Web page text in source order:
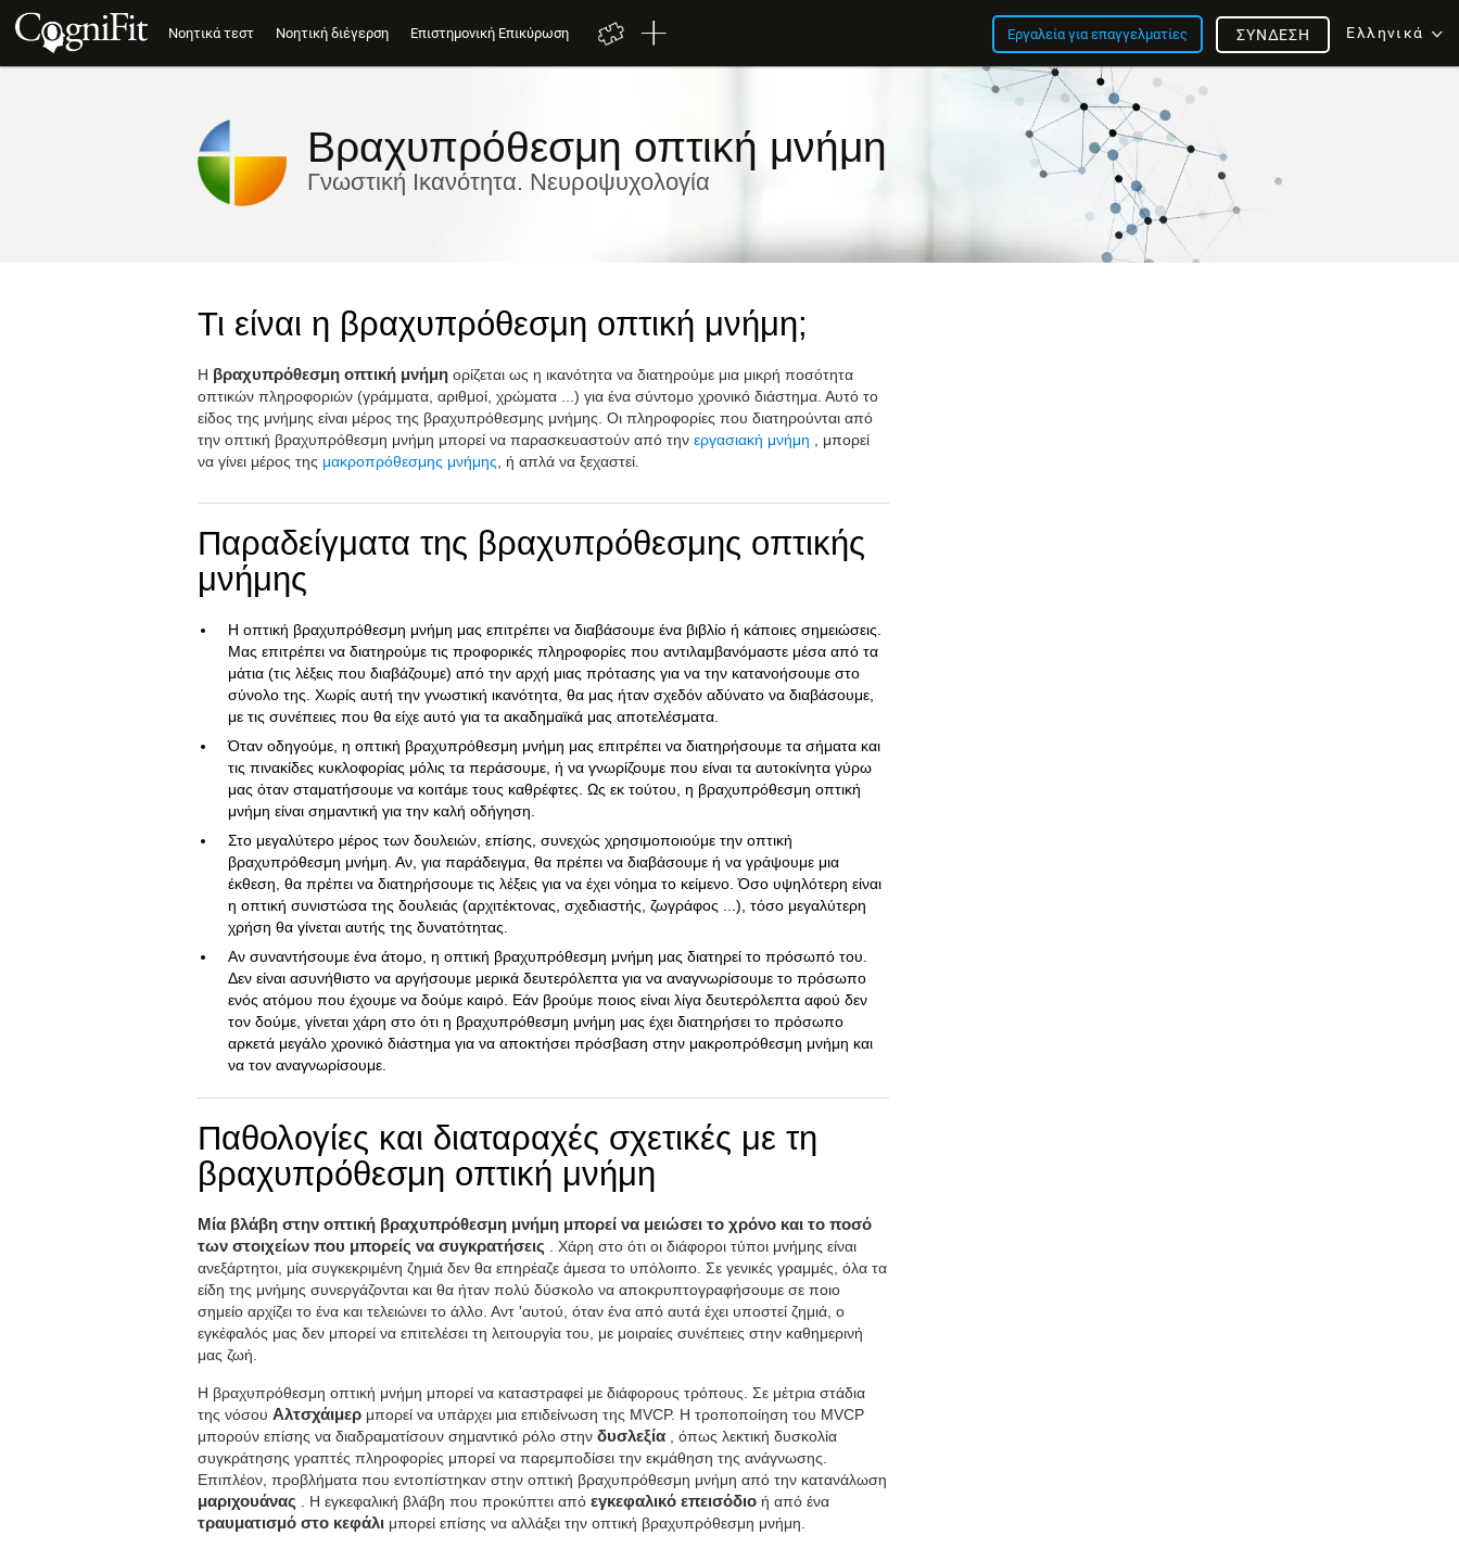
Νοητικά τεστ Νοητική διέγερση Επιστημονική Επικύρωση Εργαλεία για επαγγελματίες Ελληνικά
ΣΎΝΔΕΣΗ
Βραχυπρόθεσμη οπτική μνήμη
Γνωστική Ικανότητα. Νευροψυχολογία
Τι είναι η βραχυπρόθεσμη οπτική μνήμη;
Η βραχυπρόθεσμη οπτική μνήμη ορίζεται ως η ικανότητα να διατηρούμε μια μικρή ποσότητα
οπτικών πληροφοριών (γράμματα, αριθμοί, χρώματα ...) για ένα σύντομο χρονικό διάστημα. Αυτό το
είδος της μνήμης είναι μέρος της βραχυπρόθεσμης μνήμης. Οι πληροφορίες που διατηρούνται από
την οπτική βραχυπρόθεσμη μνήμη μπορεί να παρασκευαστούν από την εργασιακή μνήμη
, μπορεί
να γίνει μέρος της μακροπρόθεσμης μνήμης , ή απλά να ξεχαστεί.
Παραδείγματα της βραχυπρόθεσμης οπτικής
μνήμης
Η οπτική βραχυπρόθεσμη μνήμη μας επιτρέπει να διαβάσουμε ένα βιβλίο ή κάποιες σημειώσεις.
Μας επιτρέπει να διατηρούμε τις προφορικές πληροφορίες που αντιλαμβανόμαστε μέσα από τα
μάτια (τις λέξεις που διαβάζουμε) από την αρχή μιας πρότασης για να την κατανοήσουμε στο
σύνολο της. Χωρίς αυτή την γνωστική ικανότητα, θα μας ήταν σχεδόν αδύνατο να διαβάσουμε,
με τις συνέπειες που θα είχε αυτό για τα ακαδημαϊκά μας αποτελέσματα.
Όταν οδηγούμε, η οπτική βραχυπρόθεσμη μνήμη μας επιτρέπει να διατηρήσουμε τα σήματα και
τις πινακίδες κυκλοφορίας μόλις τα περάσουμε, ή να γνωρίζουμε που είναι τα αυτοκίνητα γύρω
μας όταν σταματήσουμε να κοιτάμε τους καθρέφτες. Ως εκ τούτου, η βραχυπρόθεσμη οπτική
μνήμη είναι σημαντική για την καλή οδήγηση.
Στο μεγαλύτερο μέρος των δουλειών, επίσης, συνεχώς χρησιμοποιούμε την οπτική
βραχυπρόθεσμη μνήμη. Αν, για παράδειγμα, θα πρέπει να διαβάσουμε ή να γράψουμε μια
έκθεση, θα πρέπει να διατηρήσουμε τις λέξεις για να έχει νόημα το κείμενο. Όσο υψηλότερη είναι
η οπτική συνιστώσα της δουλειάς (αρχιτέκτονας, σχεδιαστής, ζωγράφος ...), τόσο μεγαλύτερη
χρήση θα γίνεται αυτής της δυνατότητας.
Αν συναντήσουμε ένα άτομο, η οπτική βραχυπρόθεσμη μνήμη μας διατηρεί το πρόσωπό του.
Δεν είναι ασυνήθιστο να αργήσουμε μερικά δευτερόλεπτα για να αναγνωρίσουμε το πρόσωπο
ενός ατόμου που έχουμε να δούμε καιρό. Εάν βρούμε ποιος είναι λίγα δευτερόλεπτα αφού δεν
τον δούμε, γίνεται χάρη στο ότι η βραχυπρόθεσμη μνήμη μας έχει διατηρήσει το πρόσωπο
αρκετά μεγάλο χρονικό διάστημα για να αποκτήσει πρόσβαση στην μακροπρόθεσμη μνήμη και
να τον αναγνωρίσουμε.
Παθολογίες και διαταραχές σχετικές με τη
βραχυπρόθεσμη οπτική μνήμη
Μία βλάβη στην οπτική βραχυπρόθεσμη μνήμη μπορεί να μειώσει το χρόνο και το ποσό
των στοιχείων που μπορείς να συγκρατήσεις
. Χάρη στο ότι οι διάφοροι τύποι μνήμης είναι
ανεξάρτητοι, μία συγκεκριμένη ζημιά δεν θα επηρέαζε άμεσα το υπόλοιπο. Σε γενικές γραμμές, όλα τα
είδη της μνήμης συνεργάζονται και θα ήταν πολύ δύσκολο να αποκρυπτογραφήσουμε σε ποιο
σημείο αρχίζει το ένα και τελειώνει το άλλο. Αντ 'αυτού, όταν ένα από αυτά έχει υποστεί ζημιά, ο
εγκέφαλός μας δεν μπορεί να επιτελέσει τη λειτουργία του, με μοιραίες συνέπειες στην καθημερινή
μας ζωή.
H βραχυπρόθεσμη οπτική μνήμη μπορεί να καταστραφεί με διάφορους τρόπους. Σε μέτρια στάδια
της νόσου Αλτσχάιμερ μπορεί να υπάρχει μια επιδείνωση της MVCP. Η τροποποίηση του MVCP
μπορούν επίσης να διαδραματίσουν σημαντικό ρόλο στην δυσλεξία
, όπως λεκτική δυσκολία
συγκράτησης γραπτές πληροφορίες μπορεί να παρεμποδίσει την εκμάθηση της ανάγνωσης.
Επιπλέον, προβλήματα που εντοπίστηκαν στην οπτική βραχυπρόθεσμη μνήμη από την κατανάλωση
μαριχουάνας
. Η εγκεφαλική βλάβη που προκύπτει από εγκεφαλικό επεισόδιο ή από ένα
τραυματισμό στο κεφάλι μπορεί επίσης να αλλάξει την οπτική βραχυπρόθεσμη μνήμη.